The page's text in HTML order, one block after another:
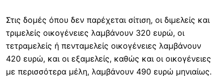
Στις δομές όπου δεν παρέχεται σίτιση, οι διμελείς και
τριμελείς οικογένειες λαμβάνουν 320 ευρώ, οι
τετραμελείς ή πενταμελείς οικογένειες λαμβάνουν
420 ευρώ, και οι εξαμελείς, καθώς και οι οικογένειες
με περισσότερα μέλη, λαμβάνουν 490 ευρώ μηνιαίως.